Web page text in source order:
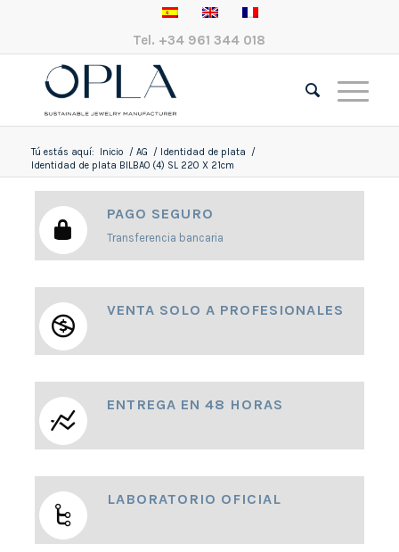
Tel. +34 961 344 018
Tú estás aquí: Inicio / AG / Identidad de plata
/
Identidad de plata BILBAO (4) SL 220 X 21cm
PAGO SEGURO
Transferencia bancaria
VENTA SOLO A PROFESIONALES
ENTREGA EN 48 HORAS
LABORATORIO OFICIAL